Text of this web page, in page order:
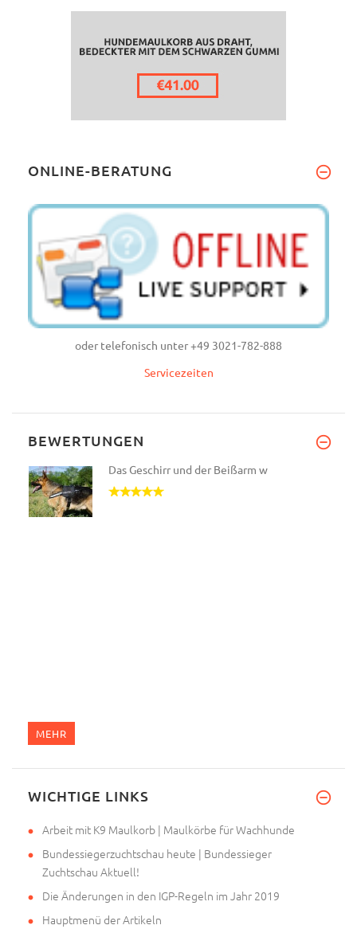
ONLINE-BERATUNG
oder telefonisch unter +49 3021-782-888
Servicezeiten
BEWERTUNGEN
Das Geschirr und der Beißarm w
MEHR
WICHTIGE LINKS
Arbeit mit K9 Maulkorb | Maulkörbe für Wachhunde
Bundessiegerzuchtschau heute | Bundessieger
Zuchtschau Aktuell!
Die Änderungen in den IGP-Regeln im Jahr 2019
Hauptmenü der Artikeln